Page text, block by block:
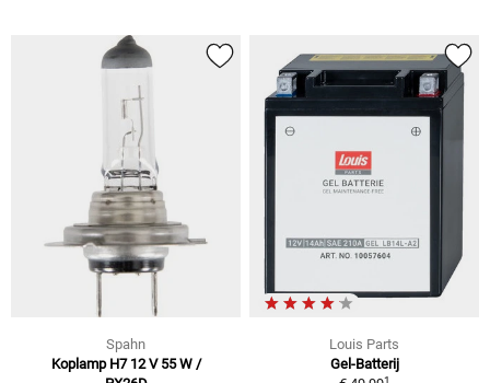
Spahn
Koplamp H7 12 V 55 W /
Louis Parts
Gel-Batterij
1